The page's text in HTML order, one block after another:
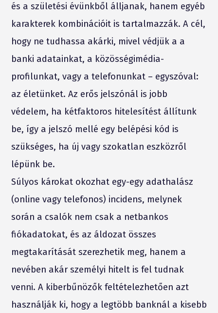
és a születési évünkből álljanak, hanem egyéb
karakterek kombinációit is tartalmazzák. A cél,
hogy ne tudhassa akárki, mivel védjük a a
banki adatainkat, a közösségimédia-
profilunkat, vagy a telefonunkat – egyszóval:
az életünket. Az erős jelszónál is jobb
védelem, ha kétfaktoros hitelesítést állítunk
be, így a jelszó mellé egy belépési kód is
szükséges, ha új vagy szokatlan eszközről
lépünk be.
Súlyos károkat okozhat egy-egy adathalász
(online vagy telefonos) incidens, melynek
során a csalók nem csak a netbankos
fiókadatokat, és az áldozat összes
megtakarítását szerezhetik meg, hanem a
nevében akár személyi hitelt is fel tudnak
venni. A kiberbűnözők feltételezhetően azt
használják ki, hogy a legtöbb banknál a kisebb